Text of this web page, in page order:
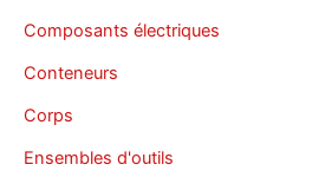
Composants électriques
Conteneurs
Corps
Ensembles d'outils